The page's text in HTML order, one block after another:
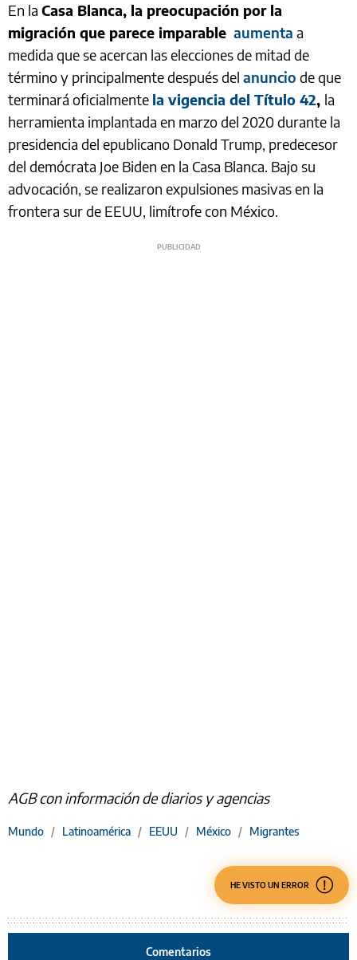
En la Casa Blanca, la preocupación por la
migración que parece imparable aumenta a
medida que se acercan las elecciones de mitad de
término y principalmente después del anuncio de que
terminará oficialmente la vigencia del Título 42, la
herramienta implantada en marzo del 2020 durante la
presidencia del epublicano Donald Trump, predecesor
del demócrata Joe Biden en la Casa Blanca. Bajo su
advocación, se realizaron expulsiones masivas en la
frontera sur de EEUU, limítrofe con México.
AGB con información de diarios y agencias
Mundo / Latinoamérica / EEUU / México / Migrantes
HE VISTO UN ERROR
Comentarios